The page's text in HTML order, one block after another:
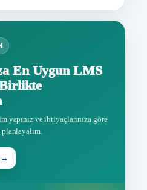
En Uygun LMS
yapınız ve ihtiyaçlarınıza göre
→